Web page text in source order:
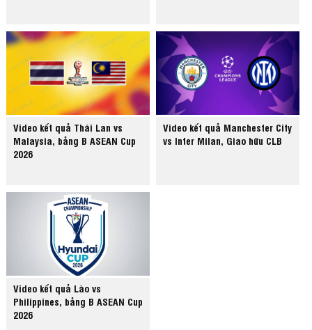
Video kết quả Thái Lan vs
Malaysia, bảng B ASEAN Cup
2026
Video kết quả Manchester City
vs Inter Milan, Giao hữu CLB
Video kết quả Lào vs
Philippines, bảng B ASEAN Cup
2026